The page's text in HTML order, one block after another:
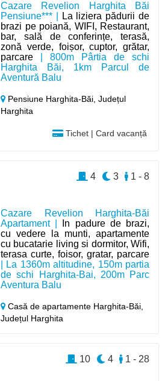
Cazare Revelion Harghita Băi
Pensiune*** |
La liziera pădurii de
brazi pe poiană, WIFI, Restaurant,
bar, sală de conferințe, terasă,
zonă verde, foișor, cuptor, grătar,
parcare | 800m Pârtia de schi
Harghita Băi, 1km Parcul de
Aventură Balu
Pensiune Harghita-Băi,Județul
Harghita
Tichet | Card vacanță
Cazare Revelion Harghita-Băi
Apartament |
In padure de brazi,
cu vedere la munti, apartamente
cu bucatarie living si dormitor, Wifi,
terasa curte, foisor, gratar, parcare
| La 1360m altitudine, 150m partia
de schi Harghita-Bai, 200m Parc
Aventura Balu
Casă de apartamente Harghita-Băi,
Județul Harghita
1 - 8
3
4
1 - 28
4
10